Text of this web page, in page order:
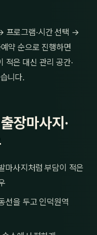
프로그램·시간 선택 →
약 순으로 진행하면
적은 대신 관리 공간·
니다.
장마사지·
마사지처럼 부담이 적은
선을 두고 인덕원역